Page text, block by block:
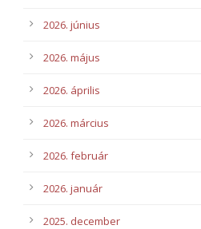
2026. június
2026. május
2026. április
2026. március
2026. február
2026. január
2025. december